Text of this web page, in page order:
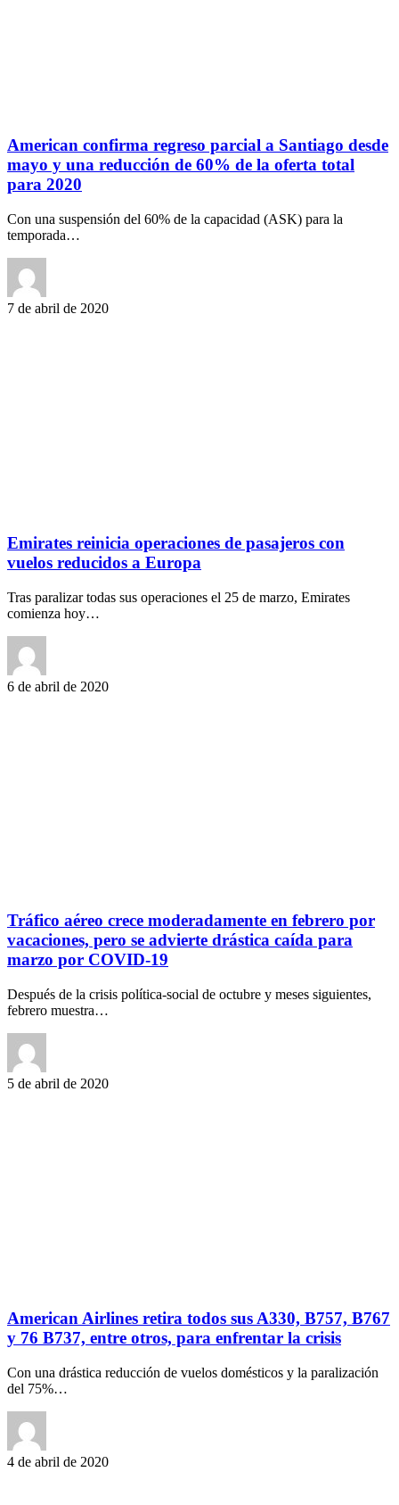
American confirma regreso parcial a Santiago desde
mayo y una reducción de 60% de la oferta total
para 2020
Con una suspensión del 60% de la capacidad (ASK) para la
temporada…
7 de abril de 2020
Emirates reinicia operaciones de pasajeros con
vuelos reducidos a Europa
Tras paralizar todas sus operaciones el 25 de marzo, Emirates
comienza hoy…
6 de abril de 2020
Tráfico aéreo crece moderadamente en febrero por
vacaciones, pero se advierte drástica caída para
marzo por COVID-19
Después de la crisis política-social de octubre y meses siguientes,
febrero muestra…
5 de abril de 2020
American Airlines retira todos sus A330, B757, B767
y 76 B737, entre otros, para enfrentar la crisis
Con una drástica reducción de vuelos domésticos y la paralización
del 75%…
4 de abril de 2020